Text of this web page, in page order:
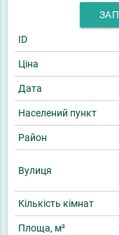
ID
Ціна
Дата
Населений пункт
Район
Вулиця
Кількість кімнат
Площа, м²